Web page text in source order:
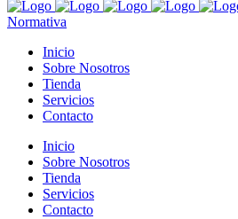
Normativa
Inicio
Sobre Nosotros
Tienda
Servicios
Contacto
Inicio
Sobre Nosotros
Tienda
Servicios
Contacto